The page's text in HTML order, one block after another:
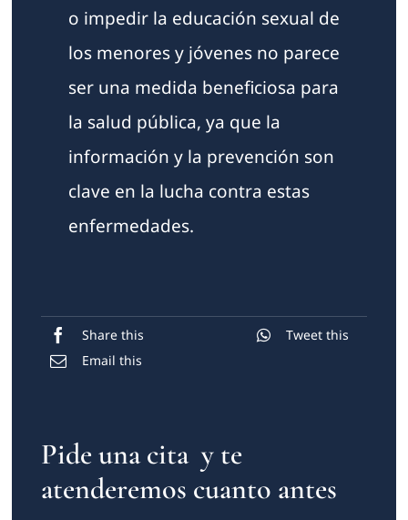
o impedir la educación sexual de
los menores y jóvenes no parece
ser una medida beneficiosa para
la salud pública, ya que la
información y la prevención son
clave en la lucha contra estas
enfermedades.
Share this
Tweet this
Email this
Pide una cita y te
atenderemos cuanto antes